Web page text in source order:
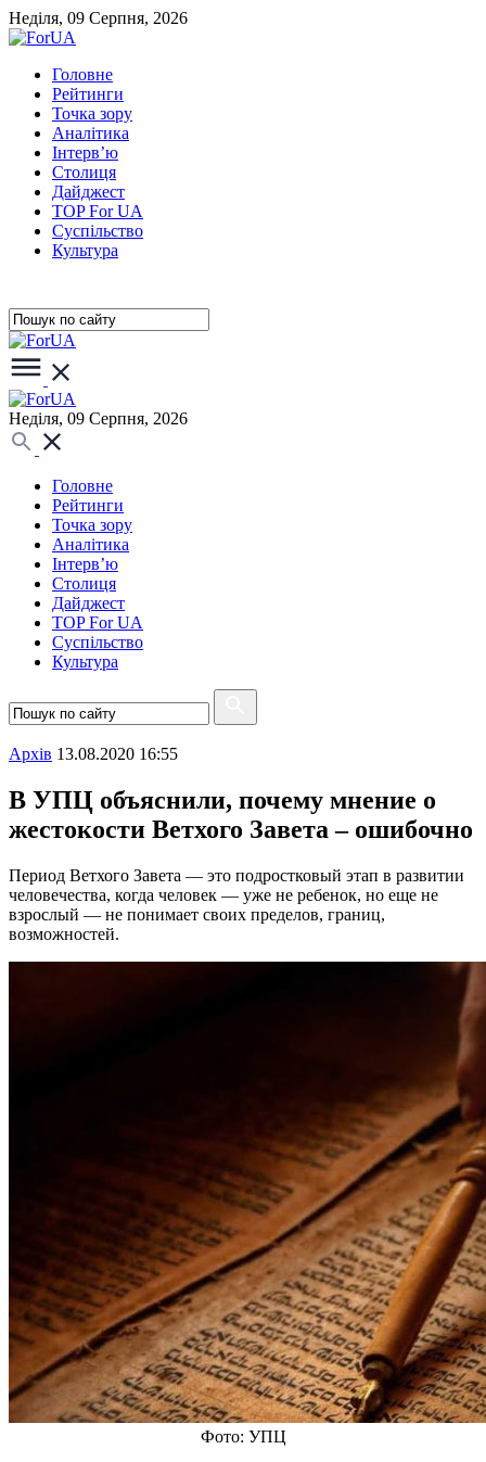
Неділя, 09 Серпня, 2026
Головне
Рейтинги
Точка зору
Аналітика
Інтерв’ю
Столиця
Дайджест
TOP For UA
Суспiльство
Культура
Неділя, 09 Серпня, 2026
Головне
Рейтинги
Точка зору
Аналітика
Інтерв’ю
Столиця
Дайджест
TOP For UA
Суспiльство
Культура
Архiв 13.08.2020 16:55
В УПЦ объяснили, почему мнение о
жестокости Ветхого Завета – ошибочно
Период Ветхого Завета — это подростковый этап в развитии
человечества, когда человек — уже не ребенок, но еще не
взрослый — не понимает своих пределов, границ,
возможностей.
Фото: УПЦ